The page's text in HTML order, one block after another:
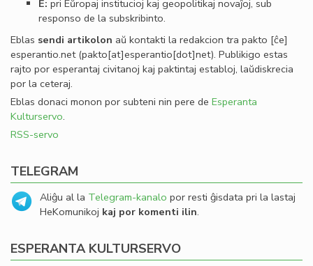
E: pri Eŭropaj institucioj kaj geopolitikaj novaĵoj, sub
responso de la subskribinto.
Eblas sendi artikolon aŭ kontakti la redakcion tra pakto [ĉe]
esperantio.net(pakto[at]esperantio[dot]net). Publikigo estas
rajto por esperantaj civitanoj kaj paktintaj establoj, laŭdiskrecia
por la ceteraj.
Eblas donaci monon por subteni nin pere de Esperanta
Kulturservo.
RSS-servo
TELEGRAM
Aliĝu al la Telegram-kanalo por resti ĝisdata pri la lastaj
HeKomunikoj kaj por komenti ilin.
ESPERANTA KULTURSERVO